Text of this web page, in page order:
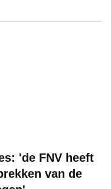
'de FNV heeft
van de